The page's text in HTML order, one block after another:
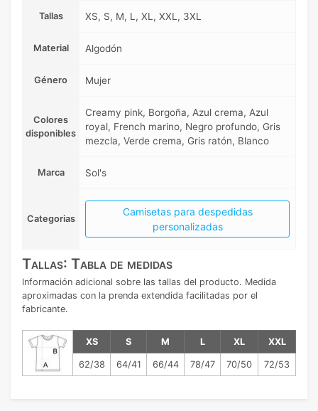
Tallas XS, S, M, L, XL, XXL, 3XL
Material Algodón
Género Mujer
Colores
disponibles
Creamy pink, Borgoña, Azul crema, Azul
royal, French marino, Negro profundo, Gris
mezcla, Verde crema, Gris ratón, Blanco
Marca Sol's
Categorias
Camisetas para despedidas
personalizadas
Tallas: Tabla de medidas
Información adicional sobre las tallas del producto. Medida
aproximadas con la prenda extendida facilitadas por el
fabricante.
XS S M L XL XXL
62/38 64/41 66/44 78/47 70/50 72/53